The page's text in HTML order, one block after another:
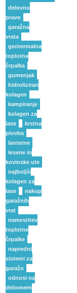
delovno
pravo
garažna
vrata
geotermalna
toplotna
črpalka
gumenjak
hidroliziran
kolagen
kampiranje
kolagen za
lase
krstna
plovba
lanterne
lesene in
kovinske ute
najboljši
kolagen za
lase
nakup
garažnih
vrat
namestitev
toplotne
črpalke
napredni
sistemi za
garažo
odnosi na
delovnem